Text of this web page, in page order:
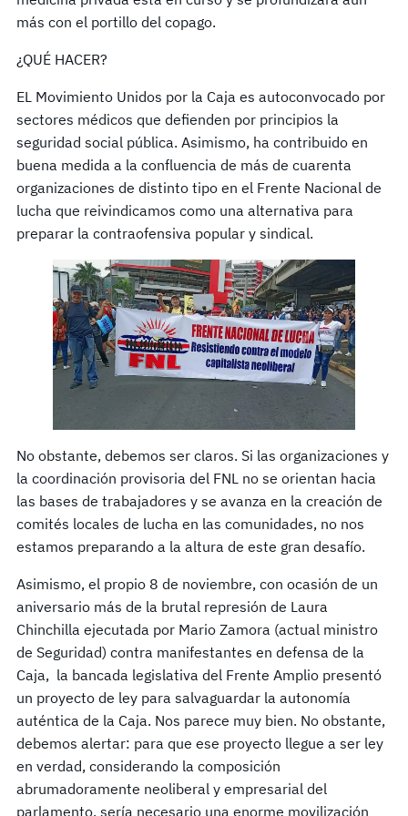
más con el portillo del copago.
¿QUÉ HACER?
EL Movimiento Unidos por la Caja es autoconvocado por
sectores médicos que defienden por principios la
seguridad social pública. Asimismo, ha contribuido en
buena medida a la confluencia de más de cuarenta
organizaciones de distinto tipo en el Frente Nacional de
lucha que reivindicamos como una alternativa para
preparar la contraofensiva popular y sindical.
No obstante, debemos ser claros. Si las organizaciones y
la coordinación provisoria del FNL no se orientan hacia
las bases de trabajadores y se avanza en la creación de
comités locales de lucha en las comunidades, no nos
estamos preparando a la altura de este gran desafío.
Asimismo, el propio 8 de noviembre, con ocasión de un
aniversario más de la brutal represión de Laura
Chinchilla ejecutada por Mario Zamora (actual ministro
de Seguridad) contra manifestantes en defensa de la
Caja, la bancada legislativa del Frente Amplio presentó
un proyecto de ley para salvaguardar la autonomía
auténtica de la Caja. Nos parece muy bien. No obstante,
debemos alertar: para que ese proyecto llegue a ser ley
en verdad, considerando la composición
abrumadoramente neoliberal y empresarial del
parlamento, sería necesario una enorme movilización